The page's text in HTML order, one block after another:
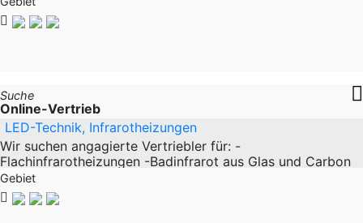
Werbemittelproduktion,
Suche
Online-Vertrieb
LED-Technik, Infrarotheizungen
Wir suchen angagierte Vertriebler für: -
Flachinfrarotheizungen -Badinfrarot aus Glas und Carbon
Material -LED Technik (Industrie und Straßennetz) Unsere
Gebiet